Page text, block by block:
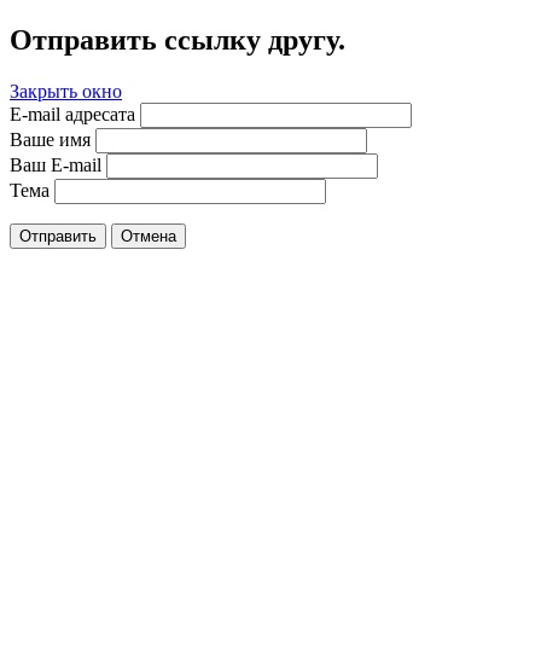
Отправить ссылку другу.
Закрыть окно
E-mail адресата
Ваше имя
Ваш E-mail
Тема
Отправить Отмена